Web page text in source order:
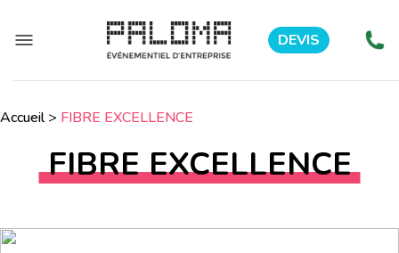
DEVIS
Accueil> FIBRE EXCELLENCE
FIBRE EXCELLENCE